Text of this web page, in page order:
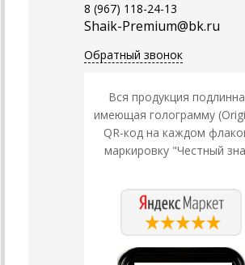
8 (967) 118-24-13
Shaik-Premium@bk.ru
Обратный звонок
Вся продукция
имеющая голограмму
QR-код на каждом
маркировку "Честный